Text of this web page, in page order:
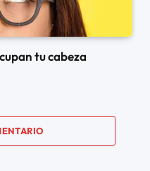
tu cabeza